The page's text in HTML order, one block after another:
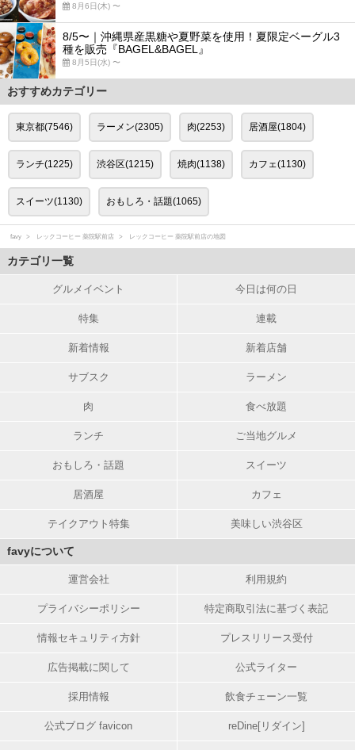
8月6日(木) 〜
8/5〜｜沖縄県産黒糖や夏野菜を使用！夏限定ベーグル3
種を販売『BAGEL&BAGEL』
8月5日(水) 〜
おすすめカテゴリー
東京都(7546) ラーメン(2305) 肉(2253) 居酒屋(1804)
ランチ(1225) 渋谷区(1215) 焼肉(1138) カフェ(1130)
スイーツ(1130) おもしろ・話題(1065)
favy レックコーヒー 薬院駅前店 レックコーヒー 薬院駅前店の地図
カテゴリ一覧
グルメイベント 今日は何の日
特集 連載
新着情報 新着店舗
サブスク ラーメン
肉 食べ放題
ランチ ご当地グルメ
おもしろ・話題 スイーツ
居酒屋 カフェ
テイクアウト特集 美味しい渋谷区
favyについて
運営会社 利用規約
プライバシーポリシー 特定商取引法に基づく表記
情報セキュリティ方針 プレスリリース受付
広告掲載に関して 公式ライター
採用情報 飲食チェーン一覧
公式ブログ favicon reDine[リダイン]